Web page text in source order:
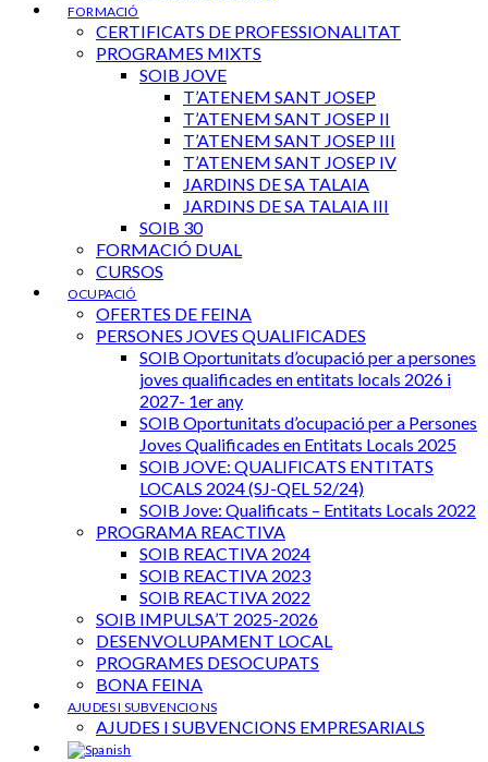
FORMACIÓ
CERTIFICATS DE PROFESSIONALITAT
PROGRAMES MIXTS
SOIB JOVE
T’ATENEM SANT JOSEP
T’ATENEM SANT JOSEP II
T’ATENEM SANT JOSEP III
T’ATENEM SANT JOSEP IV
JARDINS DE SA TALAIA
JARDINS DE SA TALAIA III
SOIB 30
FORMACIÓ DUAL
CURSOS
OCUPACIÓ
OFERTES DE FEINA
PERSONES JOVES QUALIFICADES
SOIB Oportunitats d’ocupació per a persones
joves qualificades en entitats locals 2026 i
2027- 1er any
SOIB Oportunitats d’ocupació per a Persones
Joves Qualificades en Entitats Locals 2025
SOIB JOVE: QUALIFICATS ENTITATS
LOCALS 2024 (SJ-QEL 52/24)
SOIB Jove: Qualificats – Entitats Locals 2022
PROGRAMA REACTIVA
SOIB REACTIVA 2024
SOIB REACTIVA 2023
SOIB REACTIVA 2022
SOIB IMPULSA’T 2025-2026
DESENVOLUPAMENT LOCAL
PROGRAMES DESOCUPATS
BONA FEINA
AJUDES I SUBVENCIONS
AJUDES I SUBVENCIONS EMPRESARIALS